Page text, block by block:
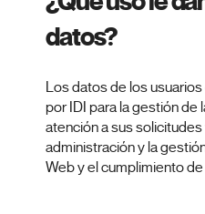
datos?
Los datos de los
por IDI para la gestión de
atención a sus
administración y la
Web y el cumplimiento